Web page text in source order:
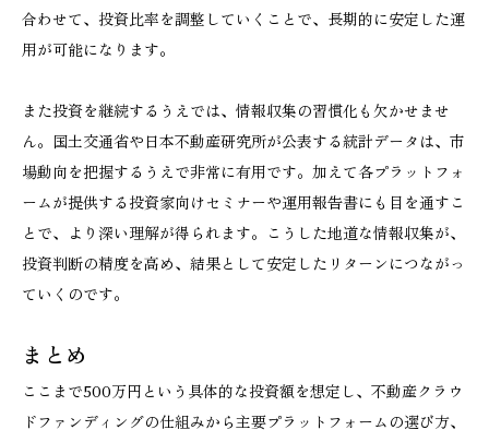
合わせて、投資比率を調整していくことで、長期的に安定した運
用が可能になります。
また投資を継続するうえでは、情報収集の習慣化も欠かせませ
ん。国土交通省や日本不動産研究所が公表する統計データは、市
場動向を把握するうえで非常に有用です。加えて各プラットフォ
ームが提供する投資家向けセミナーや運用報告書にも目を通すこ
とで、より深い理解が得られます。こうした地道な情報収集が、
投資判断の精度を高め、結果として安定したリターンにつながっ
ていくのです。
まとめ
ここまで500万円という具体的な投資額を想定し、不動産クラウ
ドファンディングの仕組みから主要プラットフォームの選び方、